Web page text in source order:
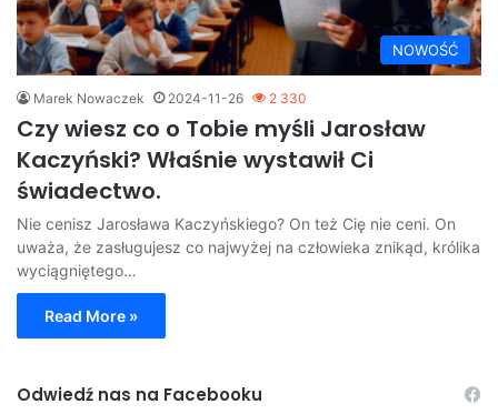
NOWOŚĆ
Marek Nowaczek 2024-11-26 2 330
Czy wiesz co o Tobie myśli Jarosław
Kaczyński? Właśnie wystawił Ci
świadectwo.
Nie cenisz Jarosława Kaczyńskiego? On też Cię nie ceni. On
uważa, że zasługujesz co najwyżej na człowieka znikąd, królika
wyciągniętego…
Read More »
Odwiedź nas na Facebooku